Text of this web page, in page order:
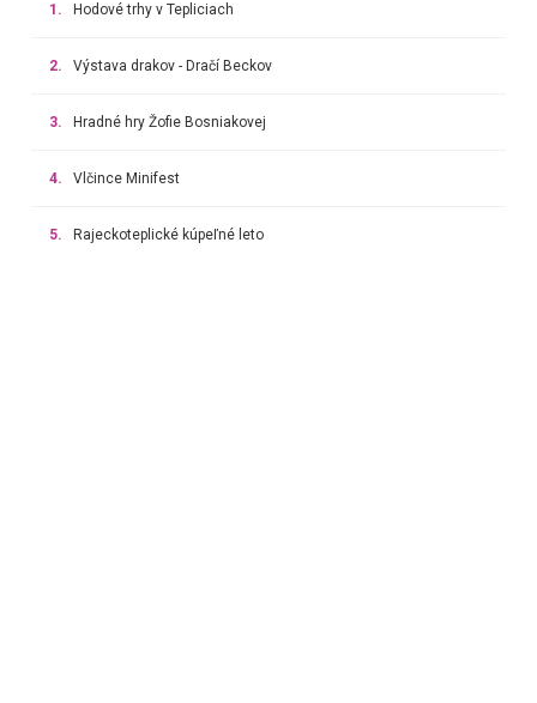
1. Hodové trhy v Tepliciach
2. Výstava drakov - Dračí Beckov
3. Hradné hry Žofie Bosniakovej
4. Vlčince Minifest
5. Rajeckoteplické kúpeľné leto